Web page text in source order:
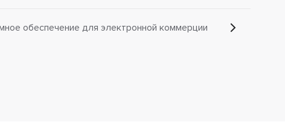
обеспечение для электронной коммерции